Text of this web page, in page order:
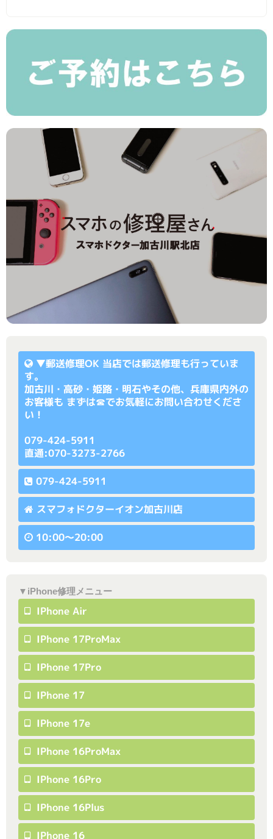
▼郵送修理OK 当店では郵送修理も行っていま
す。
加古川・高砂・姫路・明石やその他、兵庫県内外の
お客様も まずは☎でお気軽にお問い合わせくださ
い！
079-424-5911
直通:070-3273-2766
079-424-5911
スマフォドクターイオン加古川店
10:00〜20:00
▼iPhone修理メニュー
IPhone Air
IPhone 17ProMax
IPhone 17Pro
IPhone 17
IPhone 17e
IPhone 16ProMax
IPhone 16Pro
IPhone 16Plus
IPhone 16